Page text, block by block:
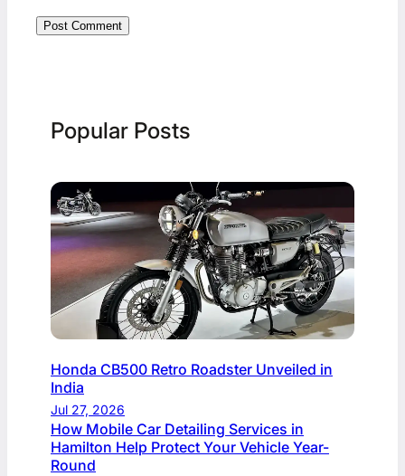
Popular Posts
Honda CB500 Retro Roadster Unveiled in
India
Jul 27, 2026
How Mobile Car Detailing Services in
Hamilton Help Protect Your Vehicle Year-
Round